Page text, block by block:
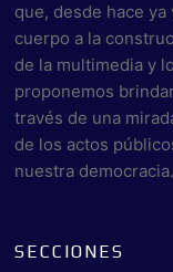
que, desde hace
cuerpo a la
de la multimedia y
proponemos
través de una
de los actos
nuestra democracia.
SECCIONES